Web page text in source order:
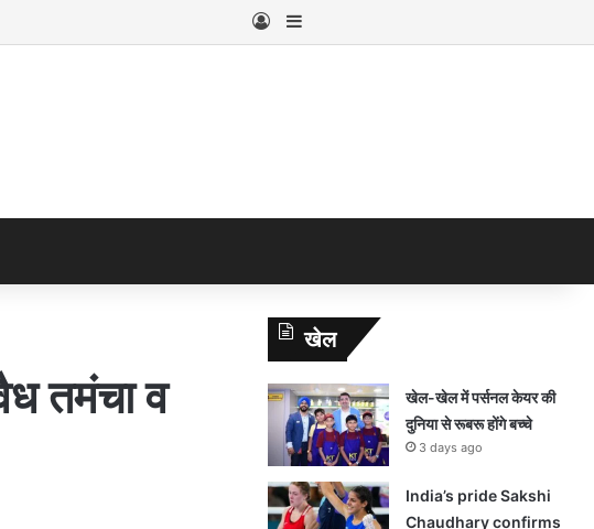
Log InSidebar
तमंचा व
खेल
खेल-खेल में पर्सनल केयर की
दुनिया से रूबरू होंगे बच्चे
3 days ago
India’s pride Sakshi
Chaudhary confirms